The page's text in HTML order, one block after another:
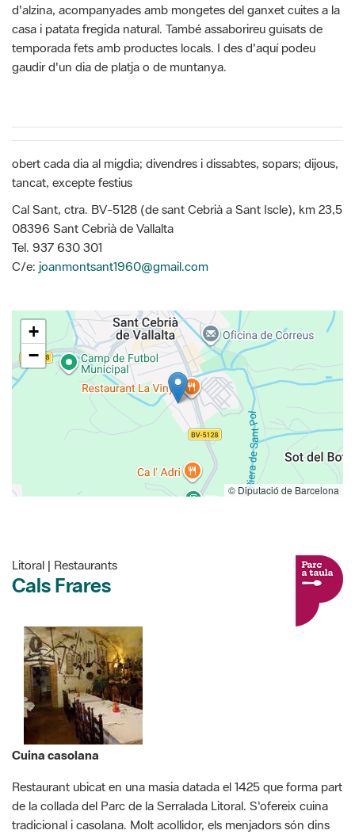
d'alzina, acompanyades amb mongetes del ganxet cuites a la
casa i patata fregida natural. També assaborireu guisats de
temporada fets amb productes locals. I des d'aquí podeu
gaudir d'un dia de platja o de muntanya.
obert cada dia al migdia; divendres i dissabtes, sopars; dijous,
tancat, excepte festius
Cal Sant, ctra. BV-5128 (de sant Cebrià a Sant Iscle), km 23,5
08396 Sant Cebrià de Vallalta
Tel. 937 630 301
C/e: joanmontsant1960@gmail.com
+
−
© Diputació de Barcelona
Litoral | Restaurants
Cals Frares
Cuina casolana
Restaurant ubicat en una masia datada el 1425 que forma part
de la collada del Parc de la Serralada Litoral. S'ofereix cuina
tradicional i casolana. Molt acollidor, els menjadors són dins